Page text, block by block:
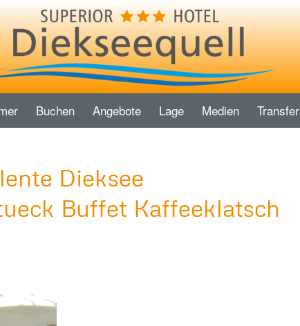
Buchen Angebote Lage Medien Transfer
Dieksee
Buffet Kaffeeklatsch